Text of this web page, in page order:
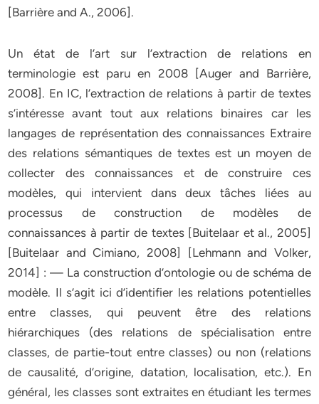
[Barrière and A., 2006].
Un état de l’art sur l’extraction de relations en
terminologie est paru en 2008 [Auger and Barrière,
2008]. En IC, l’extraction de relations à partir de textes
s’intéresse avant tout aux relations binaires car les
langages de représentation des connaissances Extraire
des relations sémantiques de textes est un moyen de
collecter des connaissances et de construire ces
modèles, qui intervient dans deux tâches liées au
processus de construction de modèles de
connaissances à partir de textes [Buitelaar et al., 2005]
[Buitelaar and Cimiano, 2008] [Lehmann and Volker,
2014] : — La construction d’ontologie ou de schéma de
modèle. Il s’agit ici d’identifier les relations potentielles
entre classes, qui peuvent être des relations
hiérarchiques (des relations de spécialisation entre
classes, de partie-tout entre classes) ou non (relations
de causalité, d’origine, datation, localisation, etc.). En
général, les classes sont extraites en étudiant les termes